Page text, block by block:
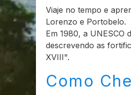
Viaje no tempo e
Lorenzo e Portobelo.
Em 1980, a
descrevendo as
XVIII".
Como